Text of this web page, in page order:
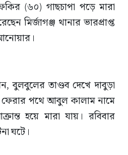
(৬০) গাছচাপা পড়ে মারা
মির্জাগঞ্জ থানার ভারপ্রাপ্ত
বুলবুলের তাণ্ডব দেখে দাবুড়া
ফেরার পথে আবুল কালাম নামে
হয়ে মারা যায়। রবিবার
ঘটে।